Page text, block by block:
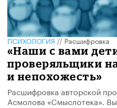
ПСИХОЛОГИЯ//Расшифровка
«Наши с вами
проверяльщики
и непохожесть»
Расшифровка авторской
Асмолова «Смыслотека».